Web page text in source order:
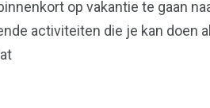
op vakantie te gaan
activiteiten die je kan doen
Bedrijven